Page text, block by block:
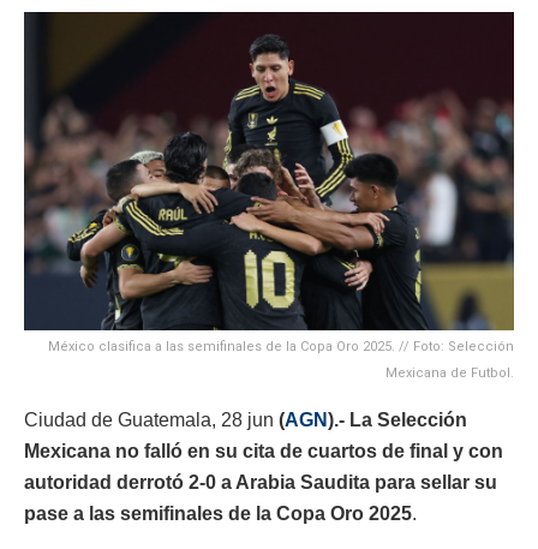
México clasifica a las semifinales de la Copa Oro 2025. // Foto: Selección
Mexicana de Futbol.
Ciudad de Guatemala, 28 jun (AGN).- La Selección
Mexicana no falló en su cita de cuartos de final y con
autoridad derrotó 2-0 a Arabia Saudita para sellar su
pase a las semifinales de la Copa Oro 2025.